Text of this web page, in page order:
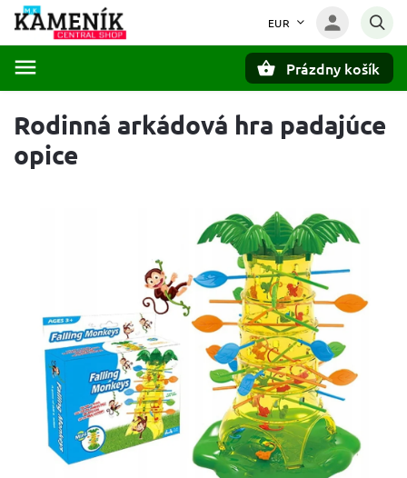
EUR
Prázdny košík
Rodinná arkádová hra padajúce
opice